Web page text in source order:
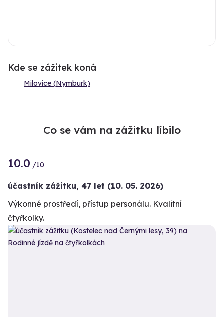
Kde se zážitek koná
Milovice (Nymburk)
Co se vám na zážitku líbilo
10.0 /10
účastník zážitku, 47 let (10. 05. 2026)
Výkonné prostředí, přístup personálu. Kvalitní
čtyřkolky.